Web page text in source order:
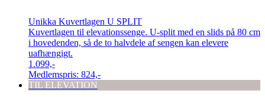
Unikka Kuvertlagen U SPLIT
Kuvertlagen til elevationssenge. U-split med en slids på 80 cm
i hovedenden, så de to halvdele af sengen kan elevere
uafhængigt.
1.099,-
Medlemspris: 824,-
TIL ELEVATION